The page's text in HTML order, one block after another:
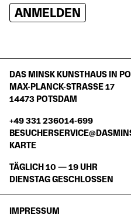
ANMELDEN
DAS MINSK KUNSTHAUS IN
MAX-PLANCK-STRASSE 17
14473 POTSDAM
+49 331 236014-699
KARTE
TÄGLICH 10 — 19 UHR
DIENSTAG GESCHLOSSEN
IMPRESSUM